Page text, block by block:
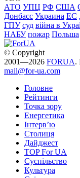
АТО УПЦ РФ США
Донбасс Украина ЕС
ГПУ суд війна в
НАБУ пожар Польша
© Copyright
2001—2026 FORUA.
mail@for-ua.com
Головне
Рейтинги
Точка зору
Енергетика
Інтерв’ю
Столиця
Дайджест
TOP For UA
Суспiльство
Культура